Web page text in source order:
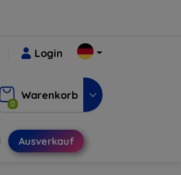
Login
0
Warenkorb
Ausverkauf